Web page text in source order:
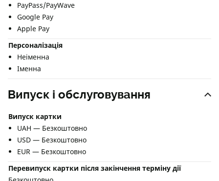
PayPass/PayWave
Google Pay
Apple Pay
Персоналізація
Неіменна
Іменна
Випуск і обслуговування
Випуск картки
UAH — Безкоштовно
USD — Безкоштовно
EUR — Безкоштовно
Перевипуск картки після закінчення терміну дії